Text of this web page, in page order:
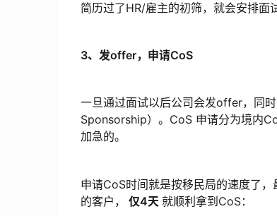
简历过了HR/雇主的初筛，就会安排面
3、发offer，申请CoS
一旦通过面试以后公司会发offer，同
Sponsorship）。CoS 申请分为境内
加急的。
申请CoS时间就是按移民局的速度了，
的客户，
仅4天 就顺利拿到CoS：